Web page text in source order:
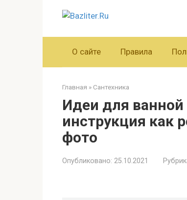
О сайте Правила
Главная » Сантехника
Идеи для
инструкция как
фото
Опубликовано: 25.10.2021